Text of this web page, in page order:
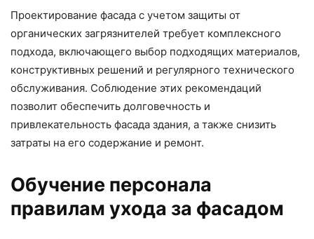
Проектирование фасада с учетом защиты от
органических загрязнителей требует комплексного
подхода, включающего выбор подходящих материалов,
конструктивных решений и регулярного технического
обслуживания. Соблюдение этих рекомендаций
позволит обеспечить долговечность и
привлекательность фасада здания, а также снизить
затраты на его содержание и ремонт.
Обучение персонала
правилам ухода за фасадом